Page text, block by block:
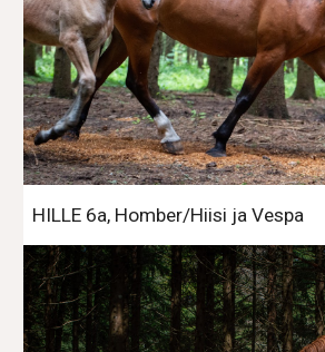
HILLE 6a, Homber/Hiisi ja Vespa